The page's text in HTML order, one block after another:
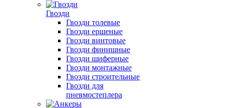
Гвозди
Гвозди толевые
Гвозди ершеные
Гвозди винтовые
Гвозди финишные
Гвозди шиферные
Гвозди монтажные
Гвозди строительные
Гвозди для
пневмостеплера